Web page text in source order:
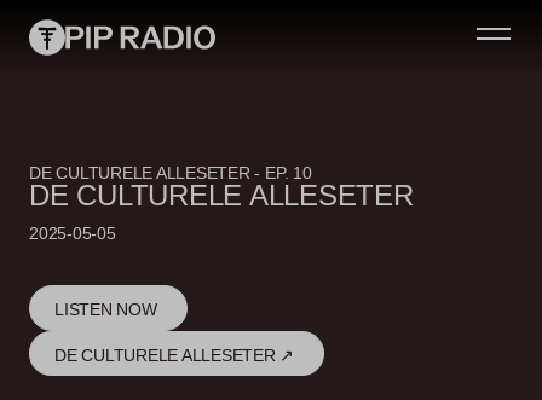
DE CULTURELE ALLESETER - EP. 10
DE CULTURELE ALLESETER
2025-05-05
LISTEN NOW
DE CULTURELE ALLESETER ↗